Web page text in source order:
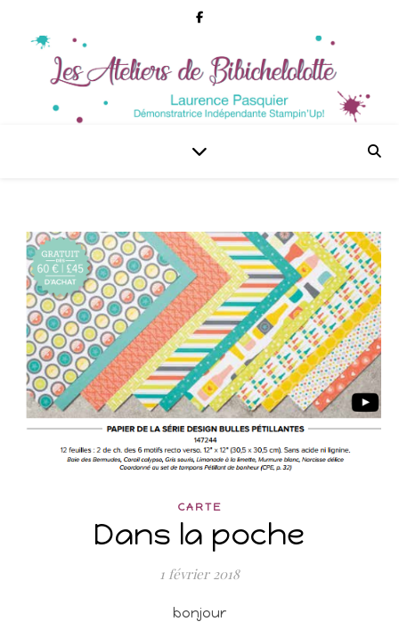
CARTE
Dans la poche
1 février 2018
bonjour